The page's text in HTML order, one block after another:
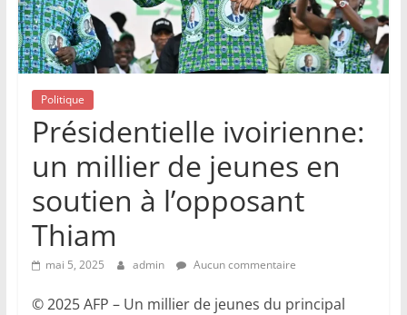
Politique
Présidentielle ivoirienne:
un millier de jeunes en
soutien à l’opposant
Thiam
mai 5, 2025 admin Aucun commentaire
© 2025 AFP – Un millier de jeunes du principal